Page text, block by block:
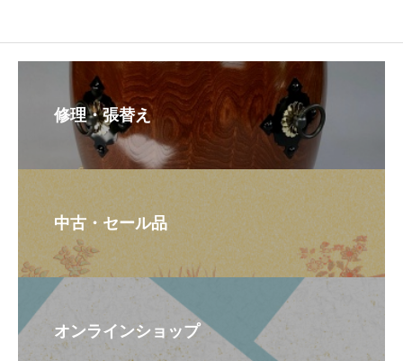
修理・張替え
中古・セール品
オンラインショップ